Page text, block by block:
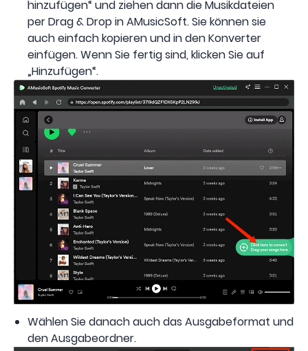
hinzufügen“ und ziehen dann die Musikdateien
per Drag & Drop in AMusicSoft. Sie können sie
auch einfach kopieren und in den Konverter
einfügen. Wenn Sie fertig sind, klicken Sie auf
„Hinzufügen“.
Wählen Sie danach auch das Ausgabeformat und
den Ausgabeordner.